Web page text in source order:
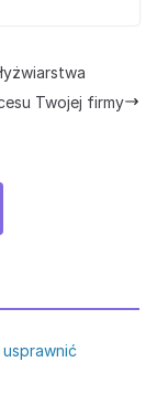
Twojej firmy